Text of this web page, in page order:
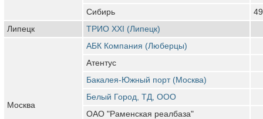
Сибирь
49
Липецк
ТРИО ХХI (Липецк)
Москва
АБК Компания (Люберцы)
Атентус
Бакалея-Южный порт (Москва)
Белый Город, ТД, ООО
ОАО "Раменская реалбаза"